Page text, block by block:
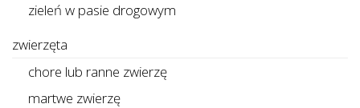
zieleń w pasie drogowym
zwierzęta
chore lub ranne zwierzę
martwe zwierzę